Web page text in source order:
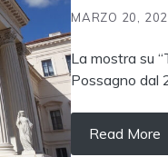
MARZO 20,
La mostra su
Possagno dal
Read More